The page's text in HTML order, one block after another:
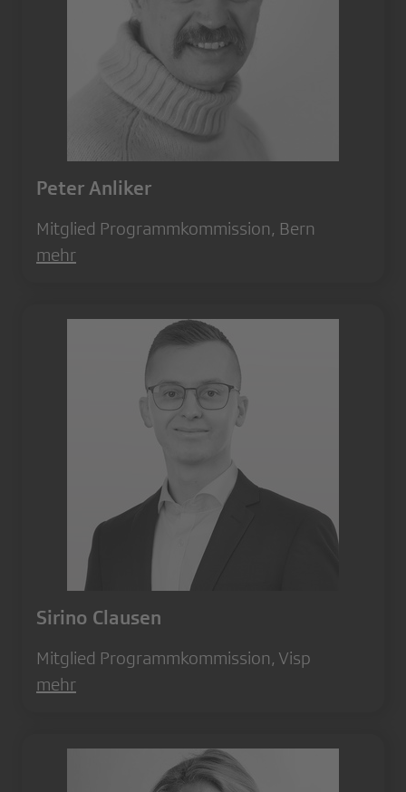
Peter Anliker
Mitglied Programmkommission, Bern
mehr
Sirino Clausen
Mitglied Programmkommission, Visp
mehr